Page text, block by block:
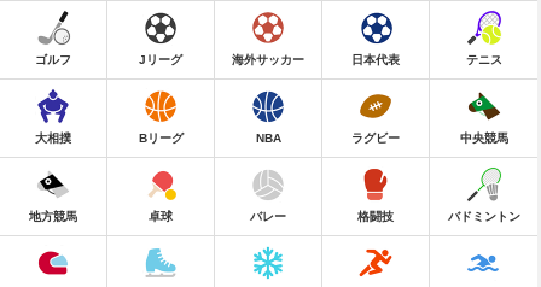
ゴルフ Jリーグ 海外サッカー 日本代表 テニス
大相撲 Bリーグ NBA ラグビー 中央競馬
地方競馬 卓球 バレー 格闘技 バドミントン